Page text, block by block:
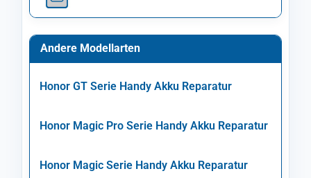
Andere Modellarten
Honor GT Serie Handy Akku Reparatur
Honor Magic Pro Serie Handy Akku Reparatur
Honor Magic Serie Handy Akku Reparatur